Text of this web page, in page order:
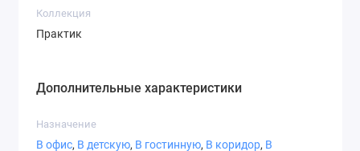
Коллекция
Практик
Дополнительные характеристики
Назначение
В офис, В детскую, В гостинную, В коридор, В